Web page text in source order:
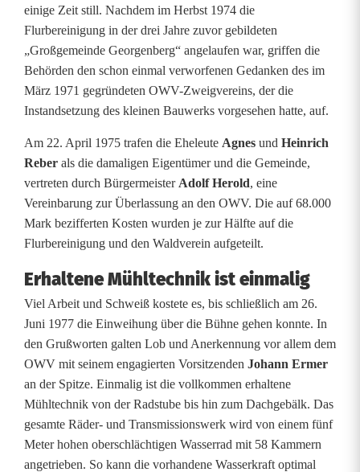
einige Zeit still. Nachdem im Herbst 1974 die
Flurbereinigung in der drei Jahre zuvor gebildeten
„Großgemeinde Georgenberg“ angelaufen war, griffen die
Behörden den schon einmal verworfenen Gedanken des im
März 1971 gegründeten OWV-Zweigvereins, der die
Instandsetzung des kleinen Bauwerks vorgesehen hatte, auf.
Am 22. April 1975 trafen die Eheleute Agnes und Heinrich
Reber als die damaligen Eigentümer und die Gemeinde,
vertreten durch Bürgermeister Adolf Herold, eine
Vereinbarung zur Überlassung an den OWV. Die auf 68.000
Mark bezifferten Kosten wurden je zur Hälfte auf die
Flurbereinigung und den Waldverein aufgeteilt.
Erhaltene Mühltechnik ist einmalig
Viel Arbeit und Schweiß kostete es, bis schließlich am 26.
Juni 1977 die Einweihung über die Bühne gehen konnte. In
den Grußworten galten Lob und Anerkennung vor allem dem
OWV mit seinem engagierten Vorsitzenden Johann Ermer
an der Spitze. Einmalig ist die vollkommen erhaltene
Mühltechnik von der Radstube bis hin zum Dachgebälk. Das
gesamte Räder- und Transmissionswerk wird von einem fünf
Meter hohen oberschlächtigen Wasserrad mit 58 Kammern
angetrieben. So kann die vorhandene Wasserkraft optimal